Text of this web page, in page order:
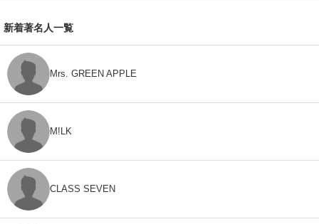
新着著名人一覧
Mrs. GREEN APPLE
M!LK
CLASS SEVEN